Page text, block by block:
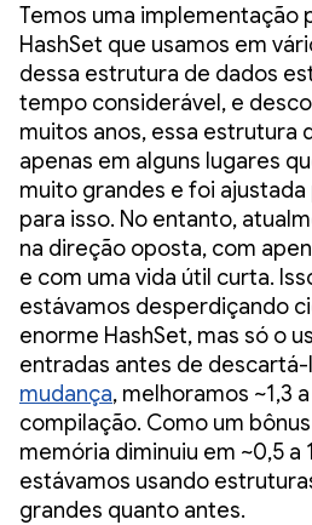
Temos uma implementação
HashSet que usamos em
dessa estrutura de dados
tempo considerável, e
muitos anos, essa estrutura
apenas em alguns lugares
muito grandes e foi
para isso. No entanto,
na direção oposta, com
e com uma vida útil curta.
estávamos desperdiçando
enorme HashSet, mas só o
entradas antes de descartá-
mudança, melhoramos ~1,3
compilação. Como um
memória diminuiu em ~0,5 a
estávamos usando
grandes quanto antes.